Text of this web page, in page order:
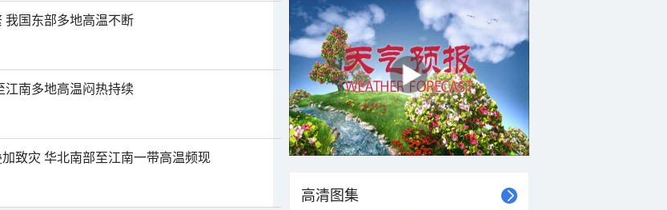
我国东部多地高温不断
江南多地高温闷热持续
致灾 华北南部至江南一带高温频现
高清图集